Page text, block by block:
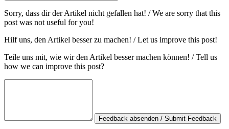
Sorry, dass dir der Artikel nicht gefallen hat! / We are sorry that this
post was not useful for you!
Hilf uns, den Artikel besser zu machen! / Let us improve this post!
Teile uns mit, wie wir den Artikel besser machen können! / Tell us
how we can improve this post?
Feedback absenden / Submit Feedback